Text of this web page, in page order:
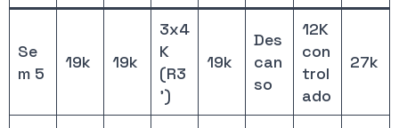
Se
m 5
19k 19k
3x4
K
(R3
’)
19k
Des
can
so
12K
con
trol
ado
27k